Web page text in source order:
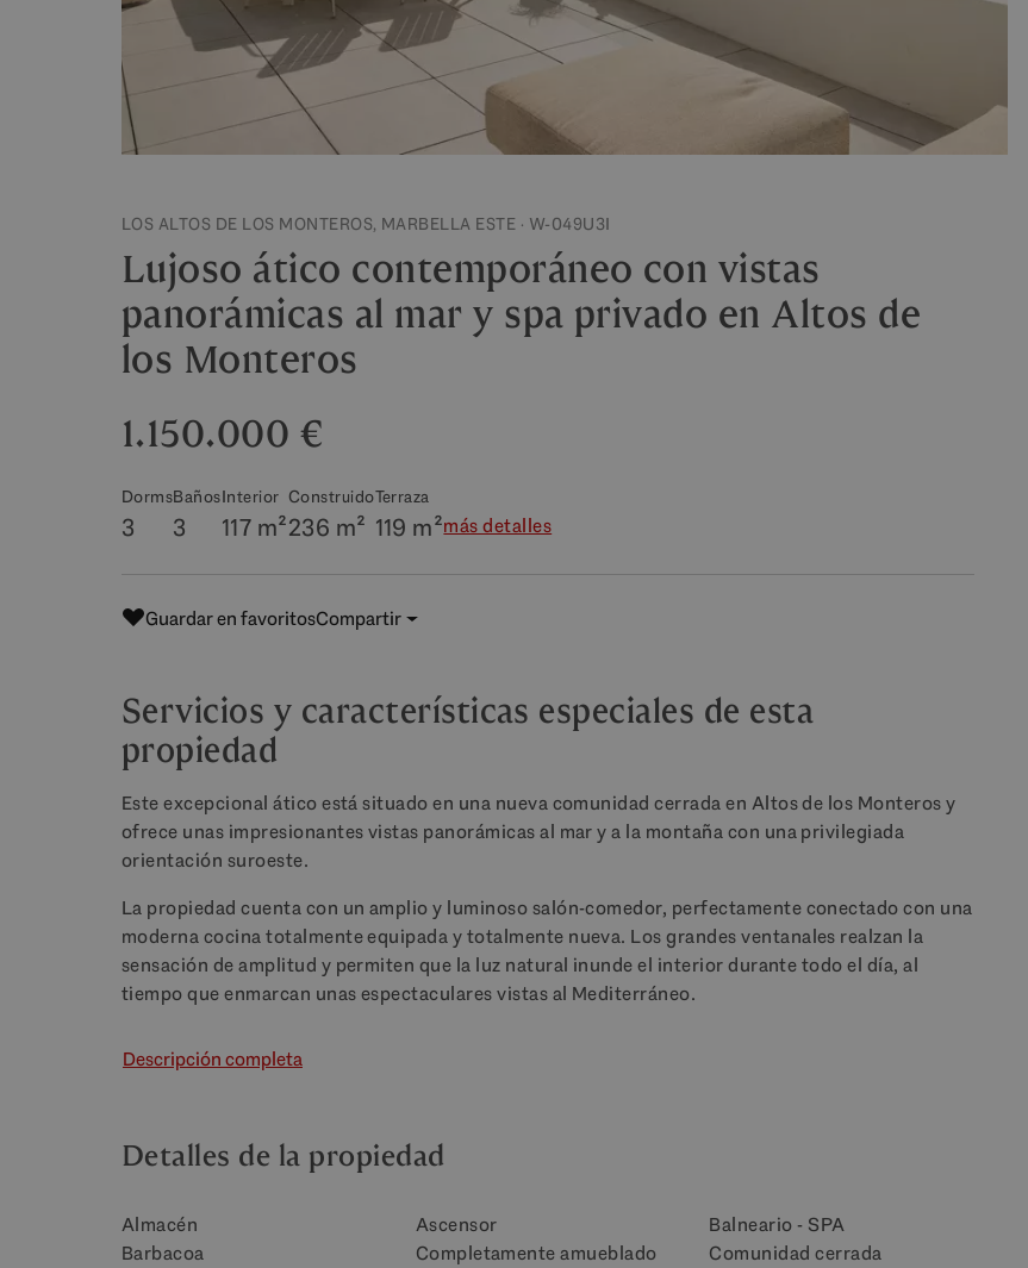
LOS ALTOS DE LOS MONTEROS, MARBELLA ESTE · W-049U3I
Lujoso ático contemporáneo con vistas
panorámicas al mar y spa privado en Altos de
los Monteros
1.150.000 €
Dorms
3
Baños
3
Interior
117 m²
Construido
236 m²
Terraza
119 m²más detalles
Guardar en favoritosCompartir
Servicios y características especiales de esta
propiedad
Este excepcional ático está situado en una nueva comunidad cerrada en Altos de los Monteros y
ofrece unas impresionantes vistas panorámicas al mar y a la montaña con una privilegiada
orientación suroeste.
La propiedad cuenta con un amplio y luminoso salón-comedor, perfectamente conectado con una
moderna cocina totalmente equipada y totalmente nueva. Los grandes ventanales realzan la
sensación de amplitud y permiten que la luz natural inunde el interior durante todo el día, al
tiempo que enmarcan unas espectaculares vistas al Mediterráneo.
Descripción completa
Detalles de la propiedad
Almacén Ascensor
Balneario - SPA
Barbacoa
Completamente amueblado
Comunidad cerrada